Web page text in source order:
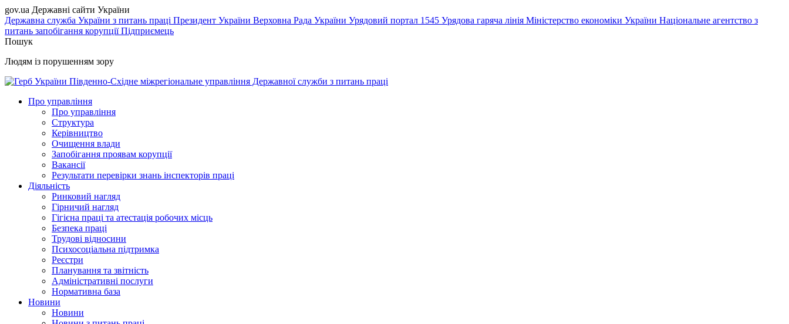
gov.ua Державні сайти України
Державна служба України з питань праці Президент України Верховна Рада України Урядовий портал 1545 Урядова гаряча лінія Міністерство економіки України Національне агентство з
питань запобігання корупціїПідприємець
Пошук
Людям із порушенням зору
Південно-Східне міжрегіональне управління Державної служби з питань праці
Про управління
Про управління
Структура
Керівництво
Очищення влади
Запобігання проявам корупції
Вакансії
Результати перевірки знань інспекторів праці
Діяльність
Ринковий нагляд
Гірничий нагляд
Гігієна праці та атестація робочих місць
Безпека праці
Трудові відносини
Психосоціальна підтримка
Реєстри
Планування та звітність
Адміністративні послуги
Нормативна база
Новини
Новини